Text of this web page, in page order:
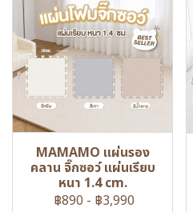
MAMAMO แผ่นรอง
คลาน จิ๊กซอว์ แผ่นเรียบ
หนา 1.4 cm.
฿890 - ฿3,990